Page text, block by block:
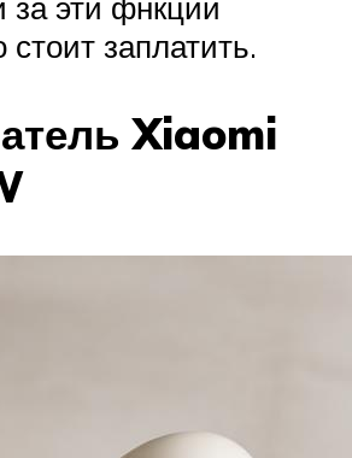
заплатить.
Xiaomi